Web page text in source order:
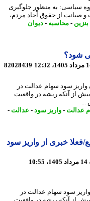
به منظور جلوگیری
از حقوق آحاد مردم،
- محاسبه-دیوان
82028439
سود سهام عدالت در
آنکه ریشه در واقعیت
-واریز سود -عدالت-
خبری از واریز سود
سود سهام عدالت در